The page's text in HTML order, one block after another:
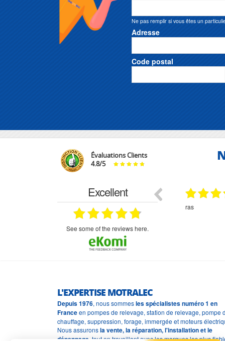
Ne pas remplir si vous êtes un
Adresse
Code postal
Évaluations Clients
4.8/5
Excellent
see some of the reviews here.
29.03.2026
bonjour commande pompe puit malgré un
appel en dehors des heures d ouverture votre
commercial a géré ma demande le devis reçu
immédiatement un fois le paiement effectue la
commande a été valider l envoi a été un peu
long mais dans l ensemble très satisfait
ras
L'EXPERTISE MOTRALEC
Depuis 1976, nous sommesles spécialistes numéro 1 en
Franceen pompes de relevage, station de relevage, pompe
chauffage, suppression, forage, immergée et moteurs
Nous assuronsla vente, la réparation, l'installation et le
dépannage , tout en travaillant avec les marques les plus